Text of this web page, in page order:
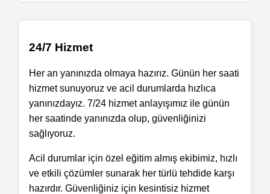
24/7 Hizmet
Her an yanınızda olmaya hazırız. Günün her saati
hizmet sunuyoruz ve acil durumlarda hızlıca
yanınızdayız. 7/24 hizmet anlayışımız ile günün
her saatinde yanınızda olup, güvenliğinizi
sağlıyoruz.
Acil durumlar için özel eğitim almış ekibimiz, hızlı
ve etkili çözümler sunarak her türlü tehdide karşı
hazırdır. Güvenliğiniz için kesintisiz hizmet